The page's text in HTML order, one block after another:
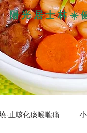
陽光居士林☀️
·止咳化痰喉嚨痛